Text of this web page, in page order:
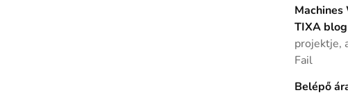
TIXA blog
projektje,
Fail
Belépő